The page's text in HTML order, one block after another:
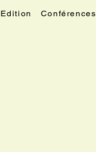
Conférences